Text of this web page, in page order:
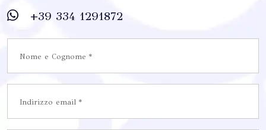
+39 334 1291872